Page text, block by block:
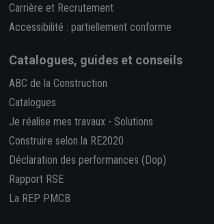
Carrière et Recrutement
Accessibilité : partiellement conforme
Catalogues, guides et conseils
ABC de la Construction
Catalogues
Je réalise mes travaux - Solutions
Construire selon la RE2020
Déclaration des performances (Dop)
Rapport RSE
La REP PMCB